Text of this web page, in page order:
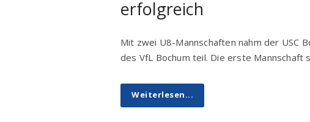
erfolgreich
Mit zwei U8-Mannschaften nahm der USC
des VfL Bochum teil. Die erste
Weiterlesen...